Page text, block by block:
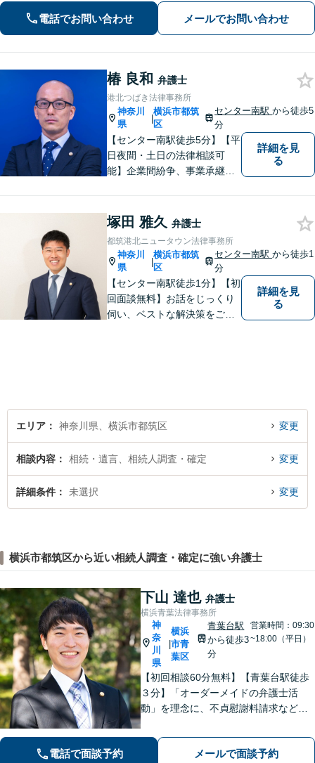
手続きはお任せ【借金・債務整理】手
続きはもちろん、再発防止策や今後の
生活のフォローも行います。
電話でお問い合わせ メールでお問い合わせ
椿 良和 弁護士
港北つばき法律事務所
神奈川
県
|
横浜市都筑
区
センター南駅から徒歩5
分
【センター南駅徒歩5分】【平
日夜間・土日の法律相談可
能】企業間紛争、事業承継・
中傷・プライバシー・著作権
被害、いじめ、離婚・相続、
不動産に関わる紛争その他の
個人法務まで幅広い分野の対
応が可能です。
詳細を見
る
塚田 雅久 弁護士
都筑港北ニュータウン法律事務所
神奈川
県
|
横浜市都筑
区
センター南駅から徒歩1
分
【センター南駅徒歩1分】【初
回面談無料】お話をじっくり
伺い、ベストな解決策をご一
気軽にご相談頂ければと思い
ます。
詳細を見
る
エリア 神奈川県、横浜市都筑区 変更
相談内容 相続・遺言、相続人調査・確定 変更
詳細条件 未選択 変更
横浜市都筑区から近い相続人調査・確定に強い弁護士
下山 達也 弁護士
横浜青葉法律事務所
神
奈
川
県
|
横浜
市青
葉区
青葉台駅
から徒歩3
分
営業時間：09:30
~18:00（平日）
【初回相談60分無料】【青葉台駅徒歩
３分】「オーダーメイドの弁護士活
動」を理念に、不貞慰謝料請求などの
まざまな悩みに寄り添います！一人ひ
とりに最適な解決策をご提案。借金・
電話で面談予約 メールで面談予約